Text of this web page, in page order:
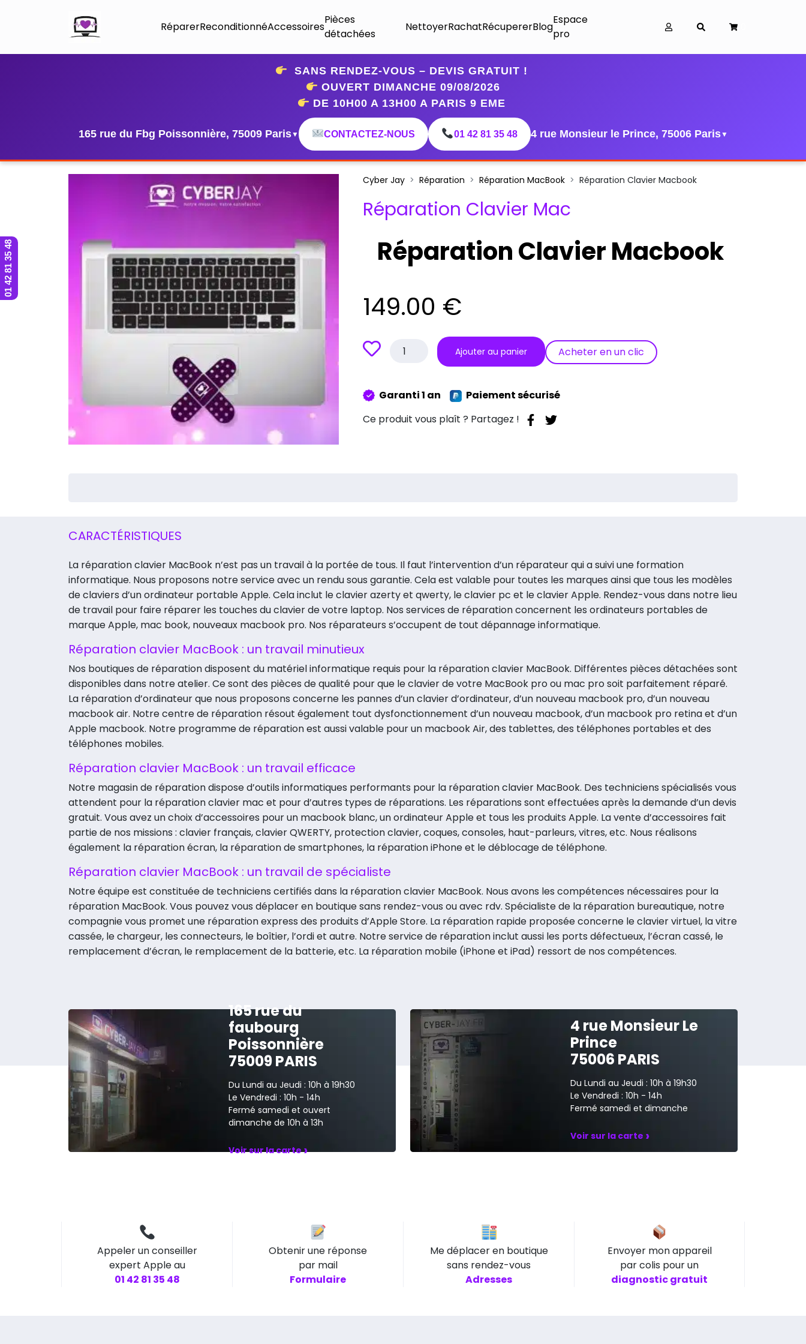
RéparerReconditionnéAccessoires
Pièces
détachées
NettoyerRachatRécupererBlog
Espace
pro
SANS RENDEZ-VOUS – DEVIS GRATUIT !
OUVERT DIMANCHE 09/08/2026
DE 10H00 A 13H00 A PARIS 9 EME
165 rue du Fbg Poissonnière, 75009 Paris▼ CONTACTEZ-NOUS 01 42 81 35 48 4 rue Monsieur le Prince, 75006 Paris▼
Cyber Jay Réparation Réparation MacBook Réparation Clavier Macbook
Réparation Clavier Mac
Réparation Clavier Macbook
149.00 €
quantité
Macbook
Ajouter au panier Acheter en un clic
Garanti 1 an
Paiement sécurisé
Ce produit vous plaît ? Partagez !
CARACTÉRISTIQUES
La réparation clavier MacBook n’est pas un travail à la portée de tous. Il faut l’intervention d’un réparateur qui a suivi une formation
informatique. Nous proposons notre service avec un rendu sous garantie. Cela est valable pour toutes les marques ainsi que tous les modèles
de claviers d’un ordinateur portable Apple. Cela inclut le clavier azerty et qwerty, le clavier pc et le clavier Apple. Rendez-vous dans notre lieu
de travail pour faire réparer les touches du clavier de votre laptop. Nos services de réparation concernent les ordinateurs portables de
marque Apple, mac book, nouveaux macbook pro. Nos réparateurs s’occupent de tout dépannage informatique.
Réparation clavier MacBook : un travail minutieux
Nos boutiques de réparation disposent du matériel informatique requis pour la réparation clavier MacBook. Différentes pièces détachées sont
disponibles dans notre atelier. Ce sont des pièces de qualité pour que le clavier de votre MacBook pro ou mac pro soit parfaitement réparé.
La réparation d’ordinateur que nous proposons concerne les pannes d’un clavier d’ordinateur, d’un nouveau macbook pro, d’un nouveau
macbook air. Notre centre de réparation résout également tout dysfonctionnement d’un nouveau macbook, d’un macbook pro retina et d’un
Apple macbook. Notre programme de réparation est aussi valable pour un macbook Air, des tablettes, des téléphones portables et des
téléphones mobiles.
Réparation clavier MacBook : un travail efficace
Notre magasin de réparation dispose d’outils informatiques performants pour la réparation clavier MacBook. Des techniciens spécialisés vous
attendent pour la réparation clavier mac et pour d’autres types de réparations. Les réparations sont effectuées après la demande d’un devis
gratuit. Vous avez un choix d’accessoires pour un macbook blanc, un ordinateur Apple et tous les produits Apple. La vente d’accessoires fait
partie de nos missions : clavier français, clavier QWERTY, protection clavier, coques, consoles, haut-parleurs, vitres, etc. Nous réalisons
également la réparation écran, la réparation de smartphones, la réparation iPhone et le déblocage de téléphone.
Réparation clavier MacBook : un travail de spécialiste
Notre équipe est constituée de techniciens certifiés dans la réparation clavier MacBook. Nous avons les compétences nécessaires pour la
réparation MacBook. Vous pouvez vous déplacer en boutique sans rendez-vous ou avec rdv. Spécialiste de la réparation bureautique, notre
compagnie vous promet une réparation express des produits d’Apple Store. La réparation rapide proposée concerne le clavier virtuel, la vitre
cassée, le chargeur, les connecteurs, le boîtier, l’ordi et autre. Notre service de réparation inclut aussi les ports défectueux, l’écran cassé, le
remplacement d’écran, le remplacement de la batterie, etc. La réparation mobile (iPhone et iPad) ressort de nos compétences.
165 rue du
faubourg
Poissonnière
75009 PARIS
Du Lundi au Jeudi : 10h à 19h30
Le Vendredi : 10h - 14h
Fermé samedi et ouvert
dimanche de 10h à 13h
Voir sur la carte›
4 rue Monsieur Le
Prince
75006 PARIS
Du Lundi au Jeudi : 10h à 19h30
Le Vendredi : 10h - 14h
Fermé samedi et dimanche
Voir sur la carte ›
Appeler un conseiller
expert Apple au
01 42 81 35 48
Obtenir une réponse
par mail
Formulaire
Me déplacer en boutique
sans rendez-vous
Adresses
Envoyer mon appareil
par colis pour un
diagnostic gratuit
01 42 81 35 48